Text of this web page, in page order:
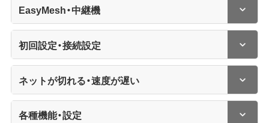
EasyMesh・中継機
初回設定・接続設定
ネットが切れる・速度が遅い
各種機能・設定